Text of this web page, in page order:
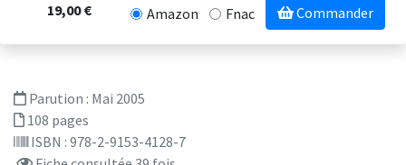
19,00 € Amazon Fnac Commander
Parution : Mai 2005
108 pages
ISBN : 978-2-9153-4128-7